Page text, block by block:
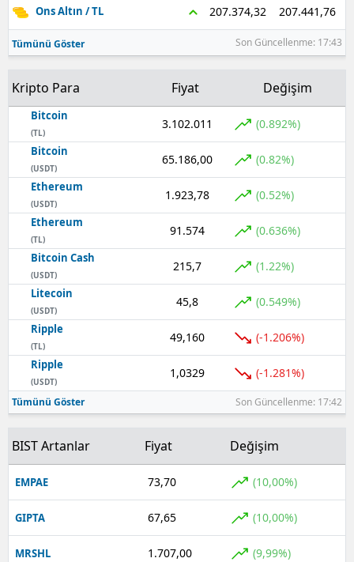
Samsun
Siirt
Sinop
Sivas
Tekirdağ
Tokat
Tunceli
Şanlıurfa
Uşak
Yozgat
Zonguldak
Aksaray
Bayburt
Karaman
Kırıkkale
Ons Altın / TL 207.374,32 207.441,76
Tümünü Göster Son Güncellenme: 17:43
Kripto Para Fiyat Değişim
Bitcoin
(TL)
3.102.011 (0.892%)
Bitcoin
(USDT)
65.186,00 (0.82%)
Ethereum
(USDT)
1.923,78 (0.52%)
Ethereum
(TL)
91.574 (0.636%)
Bitcoin Cash
(USDT)
215,7 (1.22%)
Litecoin
(USDT)
45,8 (0.549%)
Ripple
(TL)
49,160 (-1.206%)
Ripple
(USDT)
1,0329 (-1.281%)
Tümünü Göster Son Güncellenme: 17:42
BIST Artanlar Fiyat Değişim
EMPAE 73,70 (10,00%)
GIPTA 67,65 (10,00%)
MRSHL 1.707,00 (9,99%)